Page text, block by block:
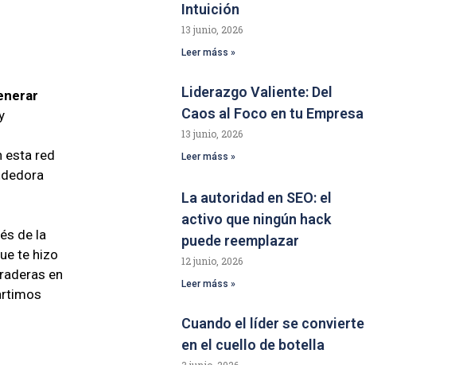
esta red
de la
te hizo
en
Intuición
13 junio, 2026
Leer máss »
Liderazgo Valiente: Del
Caos al Foco en tu Empresa
13 junio, 2026
Leer máss »
La autoridad en SEO: el
activo que ningún hack
puede reemplazar
12 junio, 2026
Leer máss »
Cuando el líder se convierte
en el cuello de botella